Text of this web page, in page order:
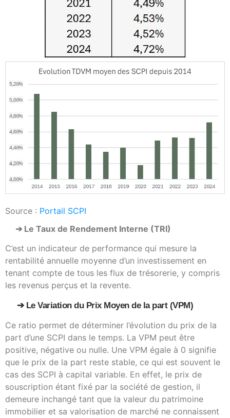
Source : Portail SCPI
➔ Le Taux de Rendement Interne (TRI)
C’est un indicateur de performance qui mesure la
rentabilité annuelle moyenne d’un investissement en
tenant compte de tous les flux de trésorerie, y compris
les revenus perçus et la revente.
➔ Le Variation du Prix Moyen de la part (VPM)
Ce ratio permet de déterminer l’évolution du prix de la
part d’une SCPI dans le temps. La VPM peut être
positive, négative ou nulle. Une VPM égale à 0 signifie
que le prix de la part reste stable, ce qui est souvent le
cas des SCPI à capital variable. En effet, le prix de
souscription étant fixé par la société de gestion, il
demeure inchangé tant que la valeur du patrimoine
immobilier et sa valorisation de marché ne connaissent